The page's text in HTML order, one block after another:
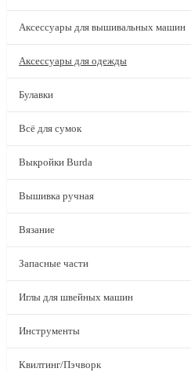
Аксессуары для вышивальных машин
Аксессуары для одежды
Булавки
Всё для сумок
Выкройки Burda
Вышивка ручная
Вязание
Запасные части
Иглы для швейных машин
Инструменты
Квилтинг/Пэчворк